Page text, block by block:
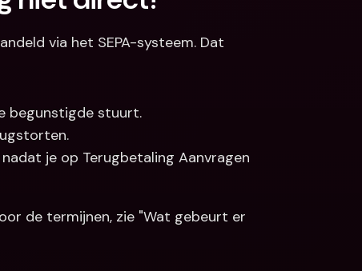
via het SEPA-systeem. Dat
begunstigde stuurt.
je op Terugbetaling Aanvragen
de termijnen, zie "Wat gebeurt er